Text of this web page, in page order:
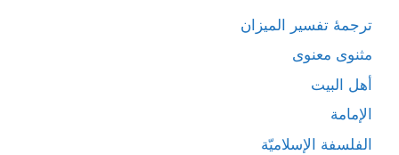
ترجمۀ تفسیر المیزان
مثنوی معنوی
أهل البيت
الإمامة
الفلسفة الإسلاميّة